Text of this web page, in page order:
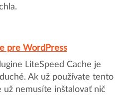
pre WordPress
LiteSpeed Cache je
Ak už používate tento
už nemusíte inštalovať nič